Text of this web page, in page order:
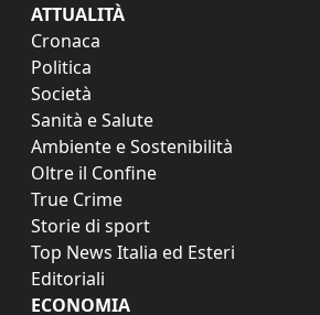
ATTUALITÀ
Cronaca
Politica
Società
Sanità e Salute
Ambiente e Sostenibilità
Oltre il Confine
True Crime
Storie di sport
Top News Italia ed Esteri
Editoriali
ECONOMIA